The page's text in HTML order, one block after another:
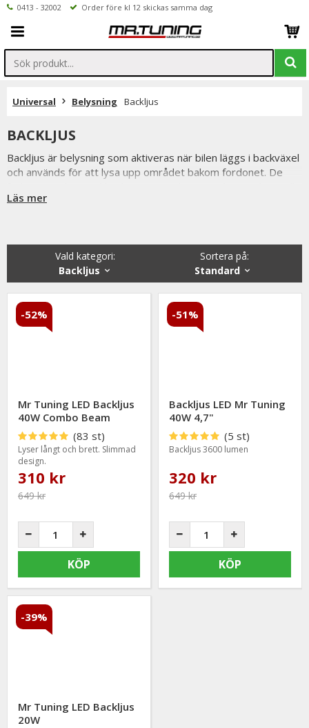
0413 - 32002 Order före kl 12 skickas samma dag
Universal Belysning Backljus
BACKLJUS
Backljus är belysning som aktiveras när bilen läggs i backväxel
och används för att lysa upp området bakom fordonet. De
andra trafikanter att bilen rör sig bakåt.
traditionella halogenlampor. Det ger bättre synlighet i mörker
och ett modernare utseende på bilen.
många bilmärken och modeller, med fokus på bra ljusbild, hög
kvalitet och enkel installation.
Alternativ för många bilmärken och modeller
Produkter med fokus på kvalitet och enkel montering
Läs mer
Sortera på:
Standard
Vald kategori:
Backljus
-52%
Mr Tuning LED Backljus
40W Combo Beam
(83 st)
Lyser långt och brett. Slimmad
design.
310 kr
649 kr
KÖP
-51%
Backljus LED Mr Tuning
40W 4,7"
(5 st)
Backljus 3600 lumen
320 kr
649 kr
KÖP
-39%
Mr Tuning LED Backljus
20W